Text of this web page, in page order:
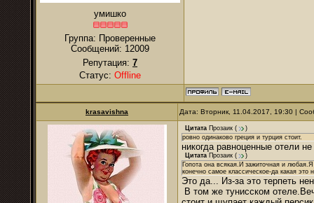
умишко
Группа: Проверенные
Сообщений: 12009
Репутация: 7
Статус: Offline
krasavishna Дата: Вторник, 11.04.2017, 19:30 |
Цитата Прозаик (
)
ровно одинаково греция и турция стоит.
никогда равноценные отели
Цитата Прозаик (
)
Гопота она всякая.И зажиточная и
конечно самое классическое-да какая это
Это да... Из-за это терпеть
В том же тунисском